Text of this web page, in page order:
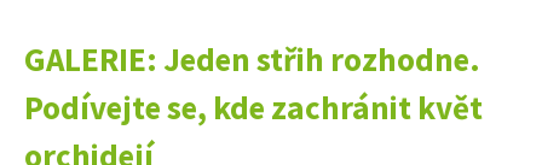
GALERIE: Jeden střih rozhodne.
Podívejte se, kde zachránit květ
orchidejí